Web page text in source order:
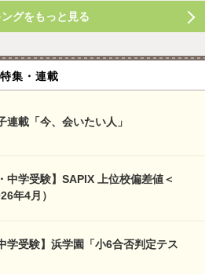
グをもっと見る
特集・連載
連載「今、会いたい人」
中学受験】SAPIX 上位校偏差値＜
年4月）
学受験】浜学園「小6合否判定テス